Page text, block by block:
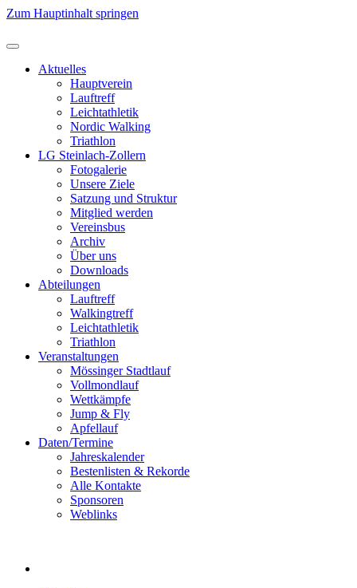
Zum Hauptinhalt springen
Aktuelles
Hauptverein
Lauftreff
Leichtathletik
Nordic Walking
Triathlon
LG Steinlach-Zollern
Fotogalerie
Unsere Ziele
Satzung und Struktur
Mitglied werden
Vereinsbus
Archiv
Über uns
Downloads
Abteilungen
Lauftreff
Walkingtreff
Leichtathletik
Triathlon
Veranstaltungen
Mössinger Stadtlauf
Vollmondlauf
Wettkämpfe
Jump & Fly
Apfellauf
Daten/Termine
Jahreskalender
Bestenlisten & Rekorde
Alle Kontakte
Sponsoren
Weblinks